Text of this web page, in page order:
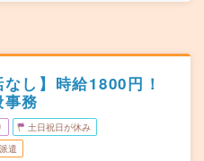
し】時給1800円！
務
土日祝日が休み
派遣